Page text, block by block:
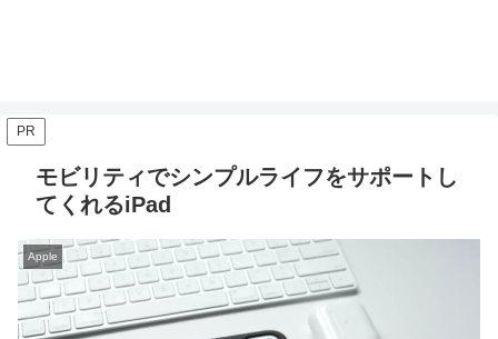
PR
モビリティでシンプルライフをサポートし
てくれるiPad
Apple